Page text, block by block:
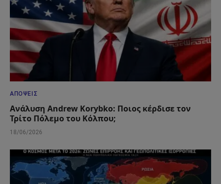
ΑΠΌΨΕΙΣ
Ανάλυση Andrew Korybko: Ποιος κέρδισε τον
Τρίτο Πόλεμο του Κόλπου;
18/06/2026